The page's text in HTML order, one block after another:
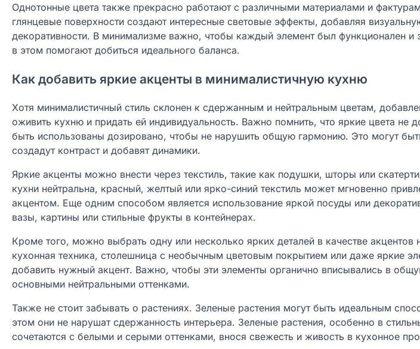
Однотонные цвета также прекрасно работают с различными материалами и
глянцевые поверхности создают интересные световые эффекты, добавляя
декоративности. В минимализме важно, чтобы каждый элемент был функционален и
в этом помогают добиться идеального баланса.
Как добавить яркие акценты в минималистичную кухню
Хотя минималистичный стиль склонен к сдержанным и нейтральным цветам,
оживить кухню и придать ей индивидуальность. Важно помнить, что яркие цвета
быть использованы дозировано, чтобы не нарушить общую гармонию. Это могут
создадут контраст и добавят динамики.
Яркие акценты можно внести через текстиль, такие как подушки, шторы или
кухни нейтральна, красный, желтый или ярко-синий текстиль может мгновенно
акцентом. Еще одним способом является использование яркой посуды или
вазы, картины или стильные фрукты в контейнерах.
Кроме того, можно выбрать одну или несколько ярких деталей в качестве
кухонная техника, столешница с необычным цветовым покрытием или даже яркие
добавить нужный акцент. Важно, чтобы эти элементы органично вписывались в
основными нейтральными оттенками.
Также не стоит забывать о растениях. Зеленые растения могут быть идеальным
этом они не нарушат сдержанность интерьера. Зеленые растения, особенно в
сочетаются с белыми и серыми оттенками, внося свежесть и живость в кухонное